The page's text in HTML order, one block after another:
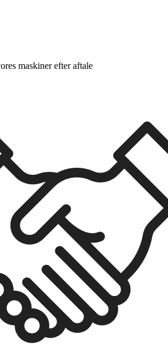
maskiner efter aftale